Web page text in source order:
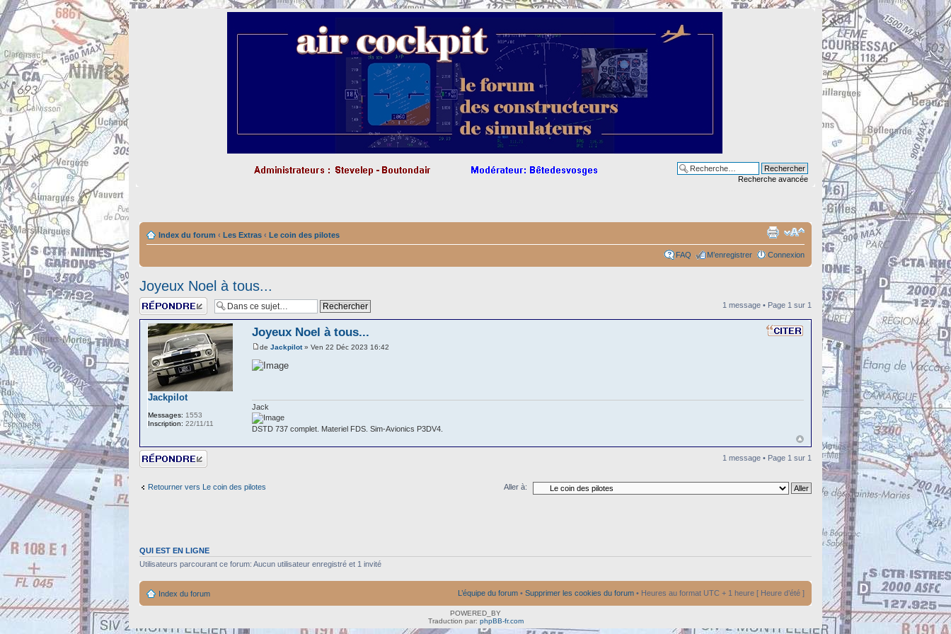
Recherche avancée
Index du forum ‹ Les Extras ‹ Le coin des pilotes
FAQ M’enregistrer Connexion
Joyeux Noel à tous...
Répondre 1 message • Page 1 sur 1
Joyeux Noel à tous...
deJackpilot» Ven 22 Déc 2023 16:42
Jack
DSTD 737 complet. Materiel FDS. Sim-Avionics P3DV4.
Jackpilot
Messages: 1553
Inscription: 22/11/11
Répondre 1 message • Page 1 sur 1
Retourner vers Le coin des pilotes Aller à:
QUI EST EN LIGNE
Utilisateurs parcourant ce forum: Aucun utilisateur enregistré et 1 invité
Index du forum L’équipe du forum • Supprimer les cookies du forum • Heures au format UTC + 1 heure [ Heure d’été ]
POWERED_BY
Traduction par: phpBB-fr.com